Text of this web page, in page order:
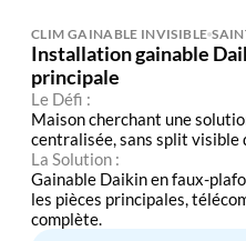
CLIM GAINABLE INVISIBLE
Installation gainable
principale
Le Défi :
Maison cherchant une
centralisée, sans split visible
La Solution :
Gainable Daikin en faux-
les pièces principales,
complète.